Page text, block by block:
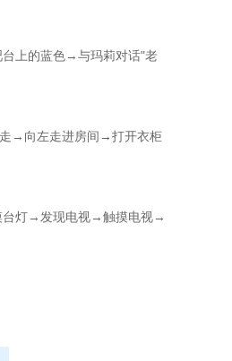
上的蓝色→与玛莉对话"老
→向左走进房间→打开衣柜
台灯→发现电视→触摸电视→